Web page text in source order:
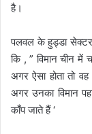
है।
पलवल के हुड्डा
कि , ” विमान चीन में
अगर ऐसा होता तो
अगर उनका विमान
काँप जाते हैं ‘